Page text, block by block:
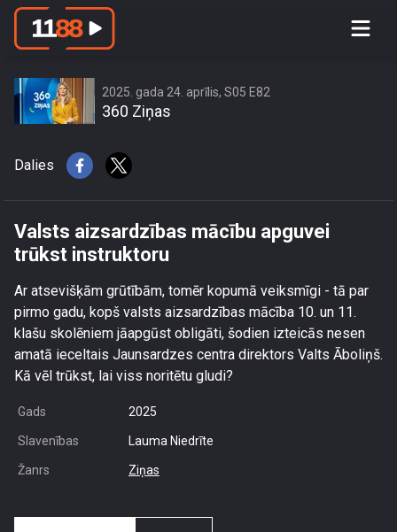
Valsts aizsardzības mācību apguvei
2025. gada 24. aprīlis, S05 E82
360 Ziņas
Dalies
Valsts aizsardzības mācību apguvei
trūkst instruktoru
Ar atsevišķām grūtībām, tomēr kopumā veiksmīgi - tā par
pirmo gadu, kopš valsts aizsardzības mācība 10. un 11.
klašu skolēniem jāapgūst obligāti, šodien izteicās nesen
amatā ieceltais Jaunsardzes centra direktors Valts Āboliņš.
Kā vēl trūkst, lai viss noritētu gludi?
Gads 2025
Slavenības Lauma Niedrīte
Žanrs Ziņas